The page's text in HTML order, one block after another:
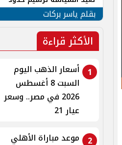
الأمن القومي العربي
بقلم ياسر بركات
الأكثر قراءة
1
أسعار الذهب اليوم
السبت 8 أغسطس
2026 في مصر.. وسعر
عيار 21
2
موعد مباراة الأهلي